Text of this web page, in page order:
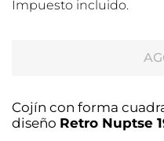
venta
Impuesto incluido.
Cojín con forma
diseño Retro Nuptse